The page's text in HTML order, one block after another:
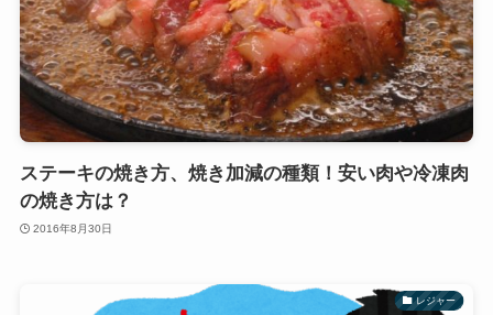
ステーキの焼き方、焼き加減の種類！安い肉や冷凍肉
の焼き方は？
2016年8月30日
レジャー